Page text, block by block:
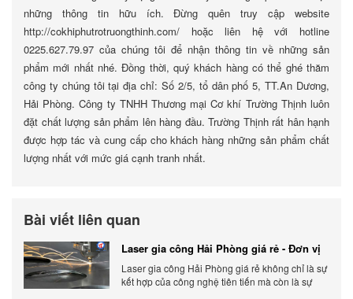
những thông tin hữu ích. Đừng quên truy cập website
http://cokhiphutrotruongthinh.com/ hoặc liên hệ với hotline
0225.627.79.97 của chúng tôi để nhận thông tin về những sản
phẩm mới nhất nhé. Đồng thời, quý khách hàng có thể ghé thăm
công ty chúng tôi tại địa chỉ: Số 2/5, tổ dân phố 5, TT.An Dương,
Hải Phòng. Công ty TNHH Thương mại Cơ khí Trường Thịnh luôn
đặt chất lượng sản phẩm lên hàng đầu. Trường Thịnh rất hân hạnh
được hợp tác và cung cấp cho khách hàng những sản phẩm chất
lượng nhất với mức giá cạnh tranh nhất.
Bài viết liên quan
Laser gia công Hải Phòng giá rẻ - Đơn vị
gia công báo giá chính xác
Laser gia công Hải Phòng giá rẻ không chỉ là sự
kết hợp của công nghệ tiên tiến mà còn là sự